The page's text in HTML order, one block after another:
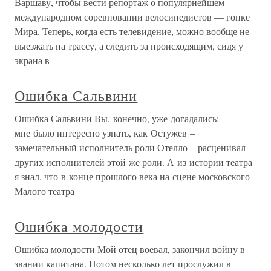
международном соревновании велосипедистов — гонке
Мира. Теперь, когда есть телевидение, можно вообще не
выезжать на трассу, а следить за происходящим, сидя у
экрана в
Ошибка Сальвини
Ошибка Сальвини Вы, конечно, уже догадались:
мне было интересно узнать, как Остужев –
замечательный исполнитель роли Отелло – расценивал
других исполнителей этой же роли. А из истории театра
я знал, что в конце прошлого века на сцене московского
Малого театра
Ошибка молодости
Ошибка молодости Мой отец воевал, закончил войну в
звании капитана. Потом несколько лет прослужил в